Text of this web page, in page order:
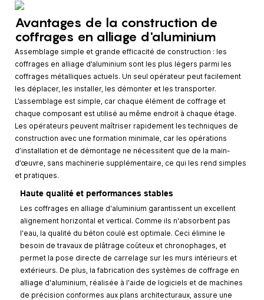
Avantages de la construction de
coffrages en alliage d'aluminium
Assemblage simple et grande efficacité de construction : les
coffrages en alliage d’aluminium sont les plus légers parmi les
coffrages métalliques actuels. Un seul opérateur peut facilement
les déplacer, les installer, les démonter et les transporter.
L’assemblage est simple, car chaque élément de coffrage et
chaque composant est utilisé au même endroit à chaque étage.
Les opérateurs peuvent maîtriser rapidement les techniques de
construction avec une formation minimale, car les opérations
d’installation et de démontage ne nécessitent que de la main-
d’œuvre, sans machinerie supplémentaire, ce qui les rend simples
et pratiques.
Haute qualité et performances stables
Les coffrages en alliage d'aluminium garantissent un excellent
alignement horizontal et vertical. Comme ils n'absorbent pas
l'eau, la qualité du béton coulé est optimale. Ceci élimine le
besoin de travaux de plâtrage coûteux et chronophages, et
permet la pose directe de carrelage sur les murs intérieurs et
extérieurs. De plus, la fabrication des systèmes de coffrage en
alliage d'aluminium, réalisée à l'aide de logiciels et de machines
de précision conformes aux plans architecturaux, assure une